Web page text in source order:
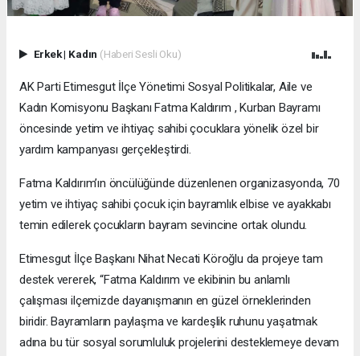
Erkek| Kadın (Haberi Sesli Oku)
AK Parti Etimesgut İlçe Yönetimi Sosyal Politikalar, Aile ve
Kadın Komisyonu Başkanı Fatma Kaldırım , Kurban Bayramı
öncesinde yetim ve ihtiyaç sahibi çocuklara yönelik özel bir
yardım kampanyası gerçekleştirdi.
Fatma Kaldırım’ın öncülüğünde düzenlenen organizasyonda, 70
yetim ve ihtiyaç sahibi çocuk için bayramlık elbise ve ayakkabı
temin edilerek çocukların bayram sevincine ortak olundu.
Etimesgut İlçe Başkanı Nihat Necati Köroğlu da projeye tam
destek vererek, “Fatma Kaldırım ve ekibinin bu anlamlı
çalışması ilçemizde dayanışmanın en güzel örneklerinden
biridir. Bayramların paylaşma ve kardeşlik ruhunu yaşatmak
adına bu tür sosyal sorumluluk projelerini desteklemeye devam